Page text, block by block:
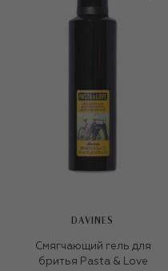
DAVINES
Смягчающий гель для
бритья Pasta & Love